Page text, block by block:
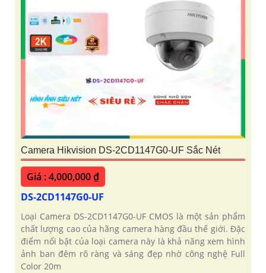
Camera Hikvision DS-2CD1147G0-UF Sắc Nét
Giá : 4,000,000 ₫
DS-2CD1147G0-UF
Loại Camera DS-2CD1147G0-UF CMOS là một sản phẩm
chất lượng cao của hãng camera hàng đầu thế giới. Đặc
điểm nổi bật của loại camera này là khả năng xem hình
ảnh ban đêm rõ ràng và sáng đẹp nhờ công nghệ Full
Color 20m